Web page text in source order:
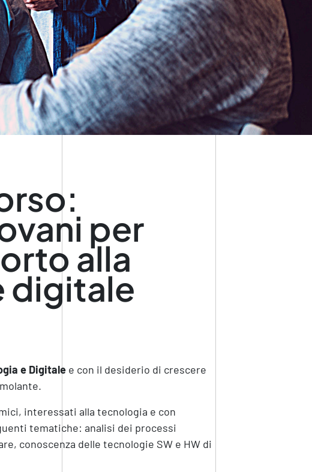
per
alla
digitale
e Digitalee con il desiderio di crescere
interessati alla tecnologia e con
tematiche: analisi dei processi
conoscenza delle tecnologie SW e HW di